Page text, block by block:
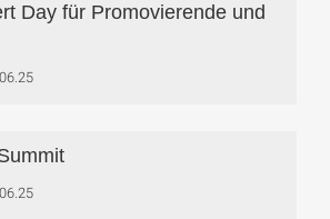
Day für Promovierende und